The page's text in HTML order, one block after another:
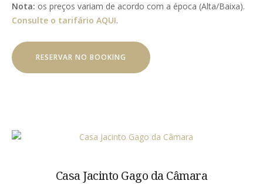
Nota: os preços variam de acordo com a época (Alta/Baixa).
Consulte o tarifário AQUI.
RESERVAR NO BOOKING
Casa Jacinto Gago da Câmara